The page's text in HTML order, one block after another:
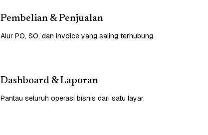
Pembelian & Penjualan
Alur PO, SO, dan invoice yang saling terhubung.
Dashboard & Laporan
Pantau seluruh operasi bisnis dari satu layar.